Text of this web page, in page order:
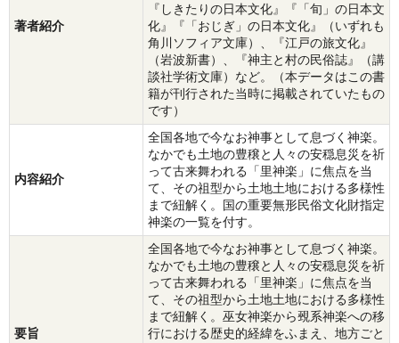
著者紹介
『しきたりの日本文化』『「旬」の日本文
化』『「おじぎ」の日本文化』（いずれも
角川ソフィア文庫）、『江戸の旅文化』
（岩波新書）、『神主と村の民俗誌』（講
談社学術文庫）など。（本データはこの書
籍が刊行された当時に掲載されていたもの
です）
内容紹介
全国各地で今なお神事として息づく神楽。
なかでも土地の豊穣と人々の安穏息災を祈
って古来舞われる「里神楽」に焦点を当
て、その祖型から土地土地における多様性
まで紐解く。国の重要無形民俗文化財指定
神楽の一覧を付す。
要旨
全国各地で今なお神事として息づく神楽。
なかでも土地の豊穣と人々の安穏息災を祈
って古来舞われる「里神楽」に焦点を当
て、その祖型から土地土地における多様性
まで紐解く。巫女神楽から覡系神楽への移
行における歴史的経緯をふまえ、地方ごと